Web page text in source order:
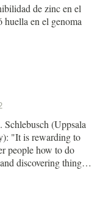
de zinc en el
huella en el genoma
Schlebusch (Uppsala
"It is rewarding to
people how to do
discovering things